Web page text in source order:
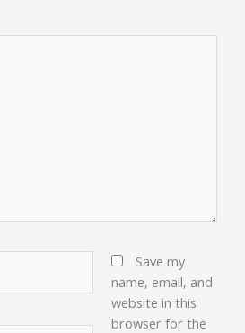
Save my
name, email, and
website in this
browser for the